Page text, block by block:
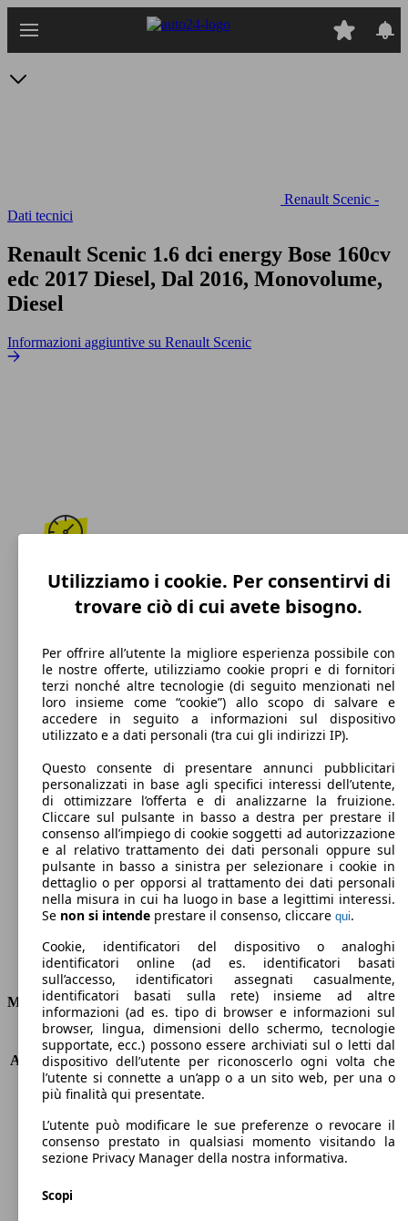
Renault Scenic -
Dati tecnici
Renault Scenic 1.6 dci energy Bose 160cv
edc 2017 Diesel, Dal 2016, Monovolume,
Diesel
Informazioni aggiuntive su Renault Scenic
200 km/h
Velocità massima
Diesel
Carburante
118 g/km
Emissioni di CO2 (combinato)*
Consumi
Motore e Prestazioni
KW (PS)
118 kW (160 PS)
Accelerazione (0-100 km/h)
10.7s
Velocità massima (km/h)
200 km/h
Numero di marce
6
Coppia
360 nm
Cilindrata
1600 ccm
Carburante
Diesel
Trasmissione
Utilizziamo i cookie. Per consentirvi di
trovare ciò di cui avete bisogno.
Per offrire all’utente la migliore esperienza possibile con
le nostre offerte, utilizziamo cookie propri e di fornitori
terzi nonché altre tecnologie (di seguito menzionati nel
loro insieme come “cookie”) allo scopo di salvare e
accedere in seguito a informazioni sul dispositivo
utilizzato e a dati personali (tra cui gli indirizzi IP).
Questo consente di presentare annunci pubblicitari
personalizzati in base agli specifici interessi dell’utente,
di ottimizzare l’offerta e di analizzarne la fruizione.
Cliccare sul pulsante in basso a destra per prestare il
consenso all’impiego di cookie soggetti ad autorizzazione
e al relativo trattamento dei dati personali oppure sul
pulsante in basso a sinistra per selezionare i cookie in
dettaglio o per opporsi al trattamento dei dati personali
nella misura in cui ha luogo in base a legittimi interessi.
Se non si intende prestare il consenso, cliccare qui.
Cookie, identificatori del dispositivo o analoghi
identificatori online (ad es. identificatori basati
sull’accesso, identificatori assegnati casualmente,
identificatori basati sulla rete) insieme ad altre
informazioni (ad es. tipo di browser e informazioni sul
browser, lingua, dimensioni dello schermo, tecnologie
supportate, ecc.) possono essere archiviati sul o letti dal
dispositivo dell’utente per riconoscerlo ogni volta che
l’utente si connette a un’app o a un sito web, per una o
più finalità qui presentate.
L’utente può modificare le sue preferenze o revocare il
consenso prestato in qualsiasi momento visitando la
sezione Privacy Manager della nostra informativa.
Scopi